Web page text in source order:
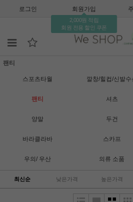
로그인 회원가입
2,000원 적립
회원 전용 할인 쿠폰
팬티
스포츠타월 깔창/힐컵/신발수
팬티 셔츠
양말 두건
바라클라바 스카프
우의/ 우산 의류 소품
최신순 낮은가격 높은가격